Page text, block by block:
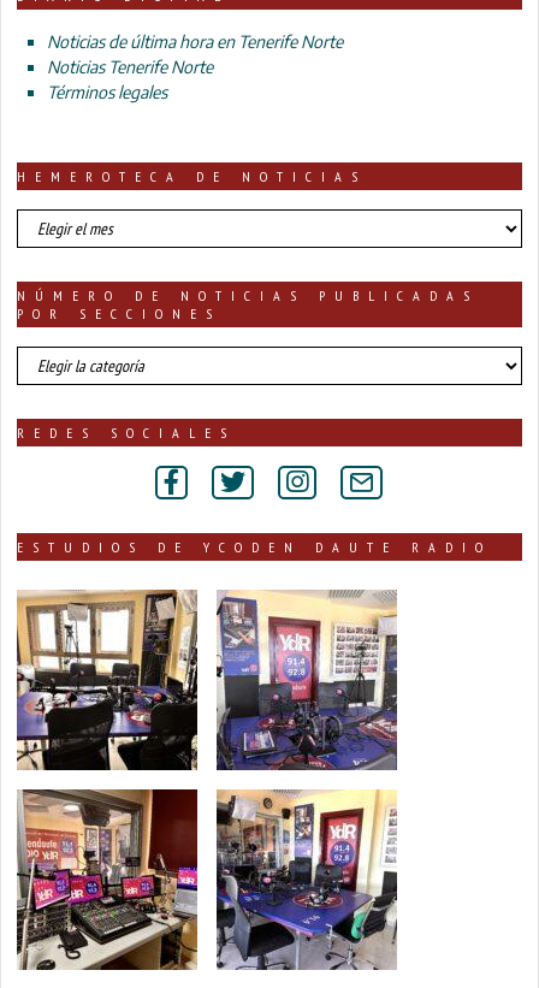
Noticias de última hora en Tenerife Norte
Noticias Tenerife Norte
Términos legales
HEMEROTECA DE NOTICIAS
HEMEROTECA
DE
NÚMERO DE NOTICIAS PUBLICADAS
POR SECCIONES
número
de
publicadas
REDES SOCIALES
ESTUDIOS DE YCODEN DAUTE RADIO